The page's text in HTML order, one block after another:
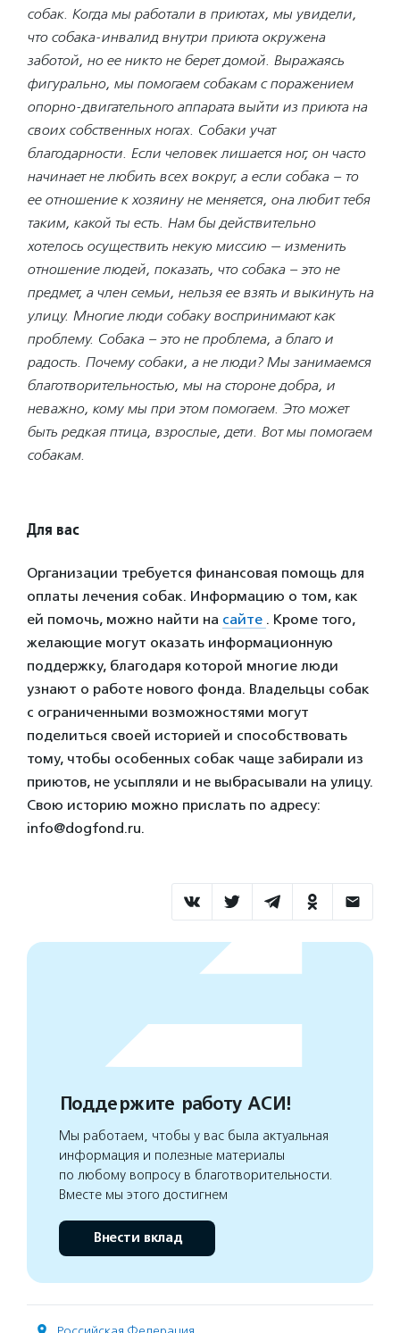
собак. Когда мы работали в приютах, мы увидели,
что собака-инвалид внутри приюта окружена
заботой, но ее никто не берет домой. Выражаясь
фигурально, мы помогаем собакам с поражением
опорно-двигательного аппарата выйти из приюта на
своих собственных ногах. Собаки учат
благодарности. Если человек лишается ног, он часто
начинает не любить всех вокруг, а если собака – то
ее отношение к хозяину не меняется, она любит тебя
таким, какой ты есть. Нам бы действительно
хотелось осуществить некую миссию — изменить
отношение людей, показать, что собака – это не
предмет, а член семьи, нельзя ее взять и выкинуть на
улицу. Многие люди собаку воспринимают как
проблему. Собака – это не проблема, а благо и
радость. Почему собаки, а не люди? Мы занимаемся
благотворительностью, мы на стороне добра, и
неважно, кому мы при этом помогаем. Это может
быть редкая птица, взрослые, дети. Вот мы помогаем
собакам.
Для вас
Организации требуется финансовая помощь для
оплаты лечения собак. Информацию о том, как
ей помочь, можно найти на сайте . Кроме того,
желающие могут оказать информационную
поддержку, благодаря которой многие люди
узнают о работе нового фонда. Владельцы собак
с ограниченными возможностями могут
поделиться своей историей и способствовать
тому, чтобы особенных собак чаще забирали из
приютов, не усыпляли и не выбрасывали на улицу.
Свою историю можно прислать по адресу:
info@dogfond.ru.
Поддержите работу АСИ!
Мы работаем, чтобы у вас была актуальная
информация и полезные материалы
по любому вопросу в благотворительности.
Вместе мы этого достигнем
Внести вклад